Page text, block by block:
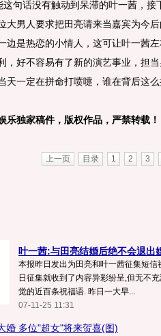
这句话没有触动到呆滞的叶一茜，接
大男人要求把田亮请来当嘉宾为今
边是热恋的小情人，这可让叶一茜
，好不容易有了新的演艺事业，担
天一定在拼命打喷嚏，谁在背后这
独家稿件，版权作品，严禁转载！
上一页 目录 1 2 3
叶一茜:与田亮结婚后绝不会退出
本报昨日发出为田亮和叶一茜征集短信
日征集就收到了内容异彩纷呈,但无不
觉的近百条祝福语. 昨日一大早...
07-11-25 11:31
婚 多位"超女"将来贺喜(图)